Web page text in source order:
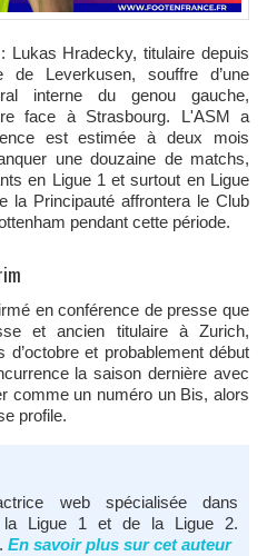
Leverkusen, souffre d’une
interne du genou gauche,
face à Strasbourg. L'ASM a
est estimée à deux mois
une douzaine de matchs,
en Ligue 1 et surtout en Ligue
la Principauté affrontera le Club
pendant cette période.
et ancien titulaire à Zurich,
et probablement début
la saison dernière avec
comme un numéro un Bis, alors
profile.
web spécialisée dans
la Ligue 1 et de la Ligue 2.
En savoir plus sur cet auteur